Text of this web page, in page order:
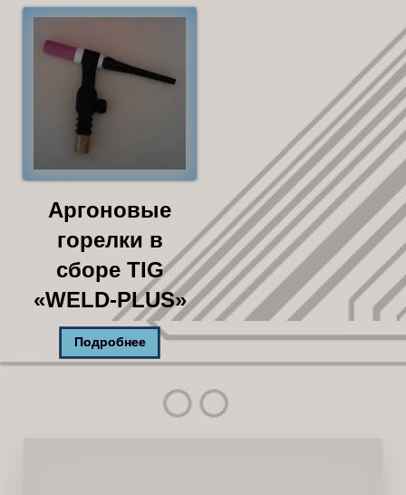
Аргоновые
горелки в
сборе TIG
«WELD-PLUS»
Подробнее